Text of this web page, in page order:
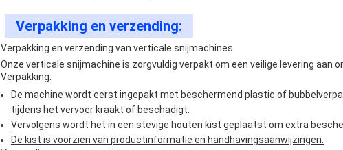
Verpakking en verzending:
Verpakking en verzending van verticale snijmachines
Onze verticale snijmachine is zorgvuldig verpakt om een veilige levering aan
Verpakking:
De machine wordt eerst ingepakt met beschermend plastic of
tijdens het vervoer kraakt of beschadigt.
Vervolgens wordt het in een stevige houten kist geplaatst om extra
De kist is voorzien van productinformatie en handhavingsaanwijzingen.